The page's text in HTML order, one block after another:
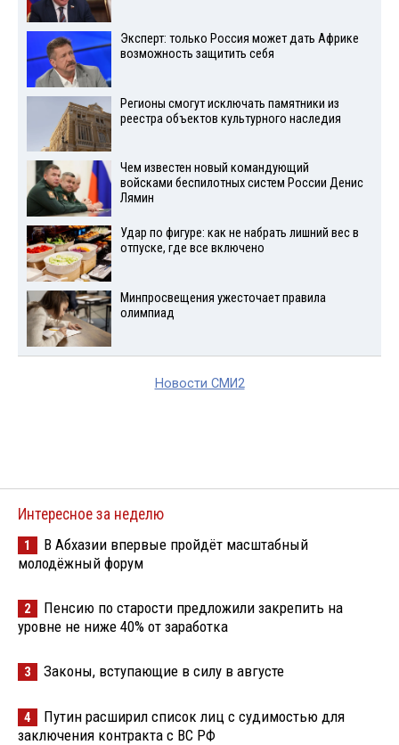
Эксперт: только Россия может дать Африке
возможность защитить себя
Регионы смогут исключать памятники из
реестра объектов культурного наследия
Чем известен новый командующий
войсками беспилотных систем России Денис
Лямин
Удар по фигуре: как не набрать лишний вес в
отпуске, где все включено
Минпросвещения ужесточает правила
олимпиад
Новости СМИ2
Интересное за неделю
1
В Абхазии впервые пройдёт масштабный
молодёжный форум
2
Пенсию по старости предложили закрепить на
уровне не ниже 40% от заработка
3 Законы, вступающие в силу в августе
4
Путин расширил список лиц с судимостью для
заключения контракта с ВС РФ